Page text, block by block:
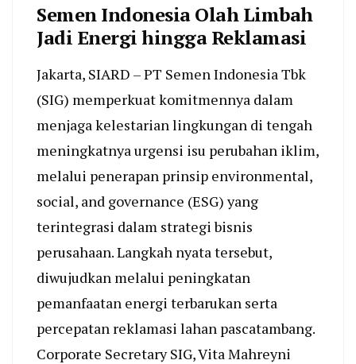
Semen Indonesia Olah Limbah
Jadi Energi hingga Reklamasi
Jakarta, SIARD – PT Semen Indonesia Tbk
(SIG) memperkuat komitmennya dalam
menjaga kelestarian lingkungan di tengah
meningkatnya urgensi isu perubahan iklim,
melalui penerapan prinsip environmental,
social, and governance (ESG) yang
terintegrasi dalam strategi bisnis
perusahaan. Langkah nyata tersebut,
diwujudkan melalui peningkatan
pemanfaatan energi terbarukan serta
percepatan reklamasi lahan pascatambang.
Corporate Secretary SIG, Vita Mahreyni